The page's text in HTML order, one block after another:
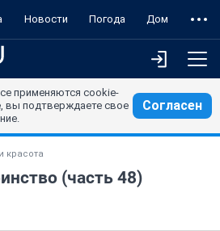
Новости Погода Дом
применяются cookie-
вы подтверждаете свое
Согласен
красота
(часть 48)